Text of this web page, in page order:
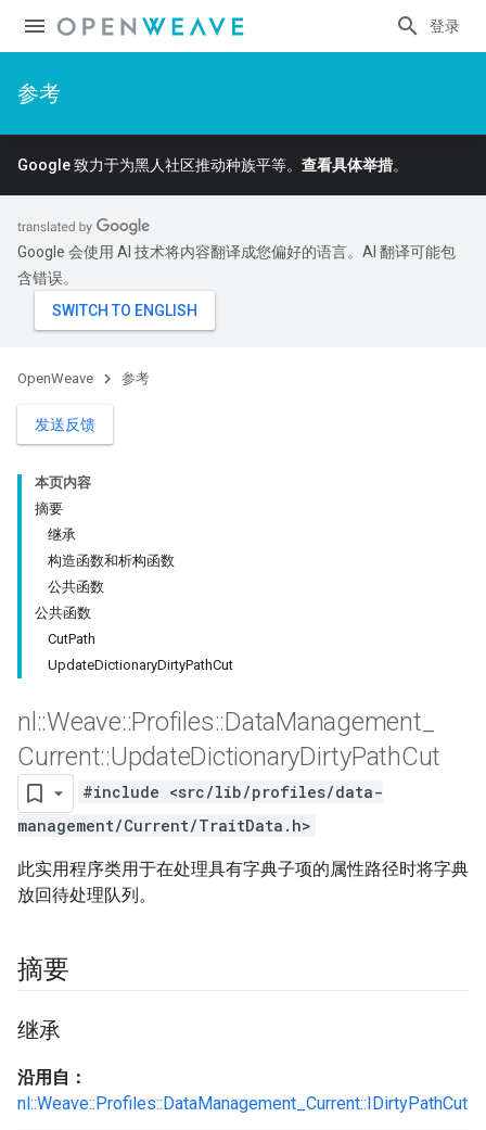
登录
参考
Google 致力于为黑人社区推动种族平等。 查看具体举措。
Google 会使用 AI 技术将内容翻译成您偏好的语言。AI 翻译可能包
含错误。
OpenWeave 参考
发送反馈
本页内容
摘要
继承
构造函数和析构函数
公共函数
公共函数
CutPath
UpdateDictionaryDirtyPathCut
nl ::Weave::Profiles::DataManagement
Current::UpdateDictionaryDirtyPathCut
#include <src/lib/profiles/data-
management/Current/TraitData.h>
此实用程序类用于在处理具有字典子项的属性路径时将字典
放回待处理队列。
摘要
继承
沿用自：
nl::Weave::Profiles::DataManagement_Current::IDirtyPathCut